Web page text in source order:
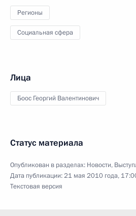
Регионы
Социальная сфера
Лица
Боос Георгий Валентинович
Статус материала
Опубликован в разделах: Новости,
Дата публикации:21 мая 2010 года,
Текстовая версия